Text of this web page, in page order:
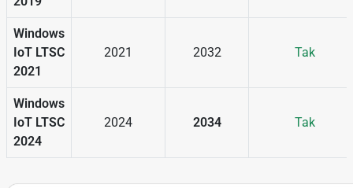
Windows
IoT LTSC
2021
2021 2032 Tak
Windows
IoT LTSC
2024
2024 2034 Tak